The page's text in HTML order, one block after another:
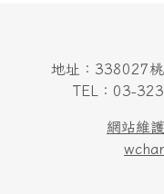
地址：338027
TEL：03-
網站維